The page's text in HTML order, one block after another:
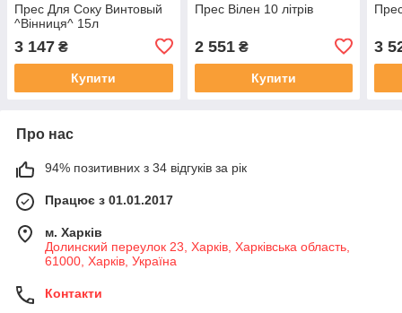
Прес Для Соку Винтовый
^Вінниця^ 15л
3 147 ₴
Купити
Прес Вілен 10 літрів
2 551₴
Купити
3
Про нас
94% позитивних з 34 відгуків за рік
Працює з 01.01.2017
м. Харків
Долинский переулок 23, Харків, Харківська область,
61000, Харків, Україна
Контакти